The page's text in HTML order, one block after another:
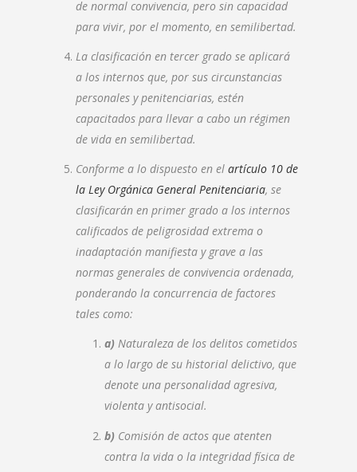
de normal convivencia, pero sin capacidad
para vivir, por el momento, en semilibertad.
La clasificación en tercer grado se aplicará
a los internos que, por sus circunstancias
personales y penitenciarias, estén
capacitados para llevar a cabo un régimen
de vida en semilibertad.
Conforme a lo dispuesto en el artículo 10 de
la Ley Orgánica General Penitenciaria, se
clasificarán en primer grado a los internos
calificados de peligrosidad extrema o
inadaptación manifiesta y grave a las
normas generales de convivencia ordenada,
ponderando la concurrencia de factores
tales como:
a) Naturaleza de los delitos cometidos
a lo largo de su historial delictivo, que
denote una personalidad agresiva,
violenta y antisocial.
b) Comisión de actos que atenten
contra la vida o la integridad física de